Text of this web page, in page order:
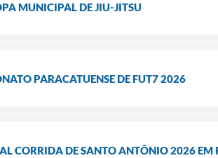
MUNICIPAL DE JIU-JITSU
PARACATUENSE DE FUT7 2026
CORRIDA DE SANTO ANTÔNIO 2026 EM